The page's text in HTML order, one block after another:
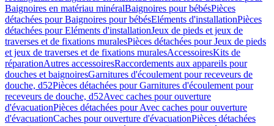
Baignoires en matériau minéralBaignoires pour bébésPièces
détachées pour Baignoires pour bébésEléments d'installationPièces
détachées pour Eléments d'installationJeux de pieds et jeux de
traverses et de fixations muralesPièces détachées pour Jeux de pieds
et jeux de traverses et de fixations muralesAccessoiresKits de
réparationAutres accessoiresRaccordements aux appareils pour
douches et baignoiresGarnitures d'écoulement pour receveurs de
douche, d52Pièces détachées pour Garnitures d'écoulement pour
receveurs de douche, d52Avec caches pour ouverture
d'évacuationPièces détachées pour Avec caches pour ouverture
d'évacuationCaches pour ouverture d'évacuationPièces détachées